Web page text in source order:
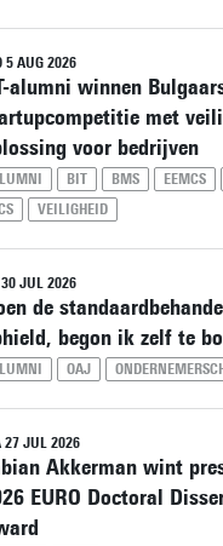
5 AUG 2026
alumni winnen
met
voor bedrijven
BIT BMS EEMCS
VEILIGHEID
30 JUL 2026
de
begon ik zelf te
OAJ
27 JUL 2026
Akkerman wint
EURO Doctoral